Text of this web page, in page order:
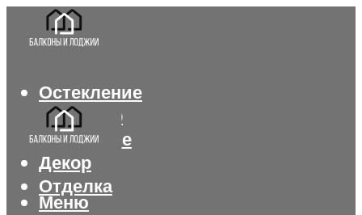
Остекление
Интерьер
Утепление
Декор
Отделка
Меню